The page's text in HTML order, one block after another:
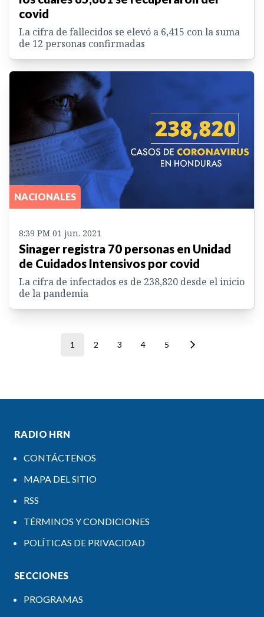
covid
La cifra de fallecidos se elevó a 6,415 con la suma
de 12 personas confirmadas
NACIONALES
8:39 PM 01 jun. 2021
Sinager registra 70 personas en Unidad
de Cuidados Intensivos por covid
La cifra de infectados es de 238,820 desde el inicio
de la pandemia
1 2 3 4 5
RADIO HRN
CONTÁCTENOS
MAPA DEL SITIO
RSS
TÉRMINOS Y CONDICIONES
POLÍTICAS DE PRIVACIDAD
SECCIONES
PROGRAMAS